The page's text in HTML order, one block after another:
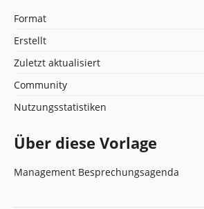
Format
Erstellt
Zuletzt aktualisiert
Community
Nutzungsstatistiken
Über diese Vorlage
Management Besprechungsagenda